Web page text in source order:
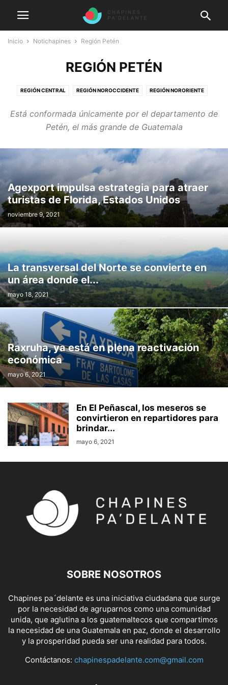
Inicio Notichapines Región Petén
REGIÓN PETÉN
REGIÓN CENTRAL REGIÓN NOROCCIDENTE REGIÓN NORORIENTE
REGIÓN SURORIENTE
Está conformada únicamente por el departamento de
Petén, el más grande de Guatemala
Agexport impulsa estrategia para atraer
turistas de Florida, Estados Unidos
noviembre 9, 2021
La transversal del Norte se convierte en
un área donde el...
mayo 18, 2021
Raxruha, ya está en plena reactivación
económica
mayo 6, 2021
En El Peñascal, los meseros se
convirtieron en repartidores para
brindar...
mayo 6, 2021
SOBRE NOSOTROS
Chapines pa´delante es una iniciativa ciudadana que surge
por la necesidad de agruparnos como una comunidad
unida, que aglutina a los guatemaltecos que compartimos
la necesidad de una Guatemala en paz, donde el desarrollo
y la prosperidad pueda ser una realidad para todos.
Contáctanos: chapinespadelante.com@gmail.com